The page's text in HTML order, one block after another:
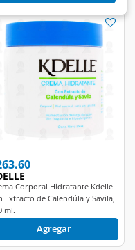
Corporal Hidratante Kdelle
Extracto de Calendúla y Savila,
ml.
Agregar